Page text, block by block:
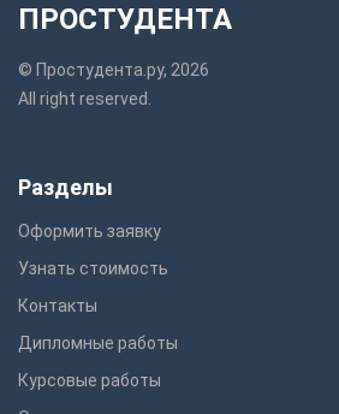
ПРОСТУДЕНТА
© Простудента.ру, 2026
All right reserved.
Разделы
Оформить заявку
Узнать стоимость
Контакты
Дипломные работы
Курсовые работы